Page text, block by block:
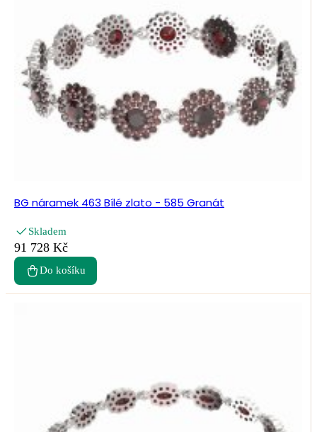
BG náramek 463 Bílé zlato - 585 Granát
Skladem
91 728 Kč
Do košíku